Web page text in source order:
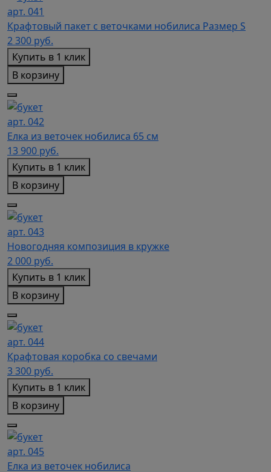
арт. 041
Крафтовый пакет с веточками нобилиса Размер S
2 300 руб.
Купить в 1 клик
В корзину
арт. 042
Елка из веточек нобилиса 65 см
13 900 руб.
Купить в 1 клик
В корзину
арт. 043
Новогодняя композиция в кружке
2 000 руб.
Купить в 1 клик
В корзину
арт. 044
Крафтовая коробка со свечами
3 300 руб.
Купить в 1 клик
В корзину
арт. 045
Елка из веточек нобилиса